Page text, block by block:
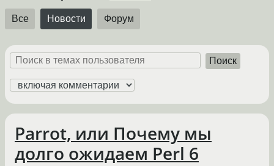
Все Новости Форум
Поиск
Parrot, или Почему мы
долго ожидаем Perl 6